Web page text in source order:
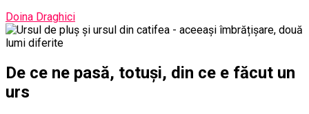
Doina Draghici
De ce ne pasă, totuși, din ce e făcut un
urs